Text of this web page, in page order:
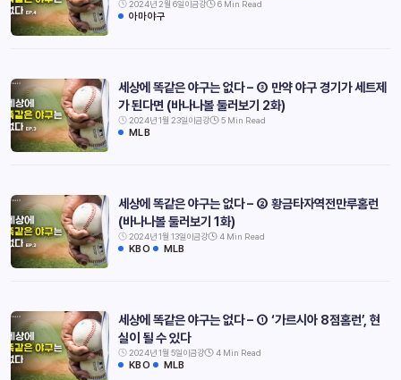
2024년 2월 6일이금강 6 Min Read
아마야구
세상에 똑같은 야구는 없다 – ③ 만약 야구 경기가 세트제
가 된다면 (바나나볼 둘러보기 2화)
2024년 1월 23일이금강 5 Min Read
MLB
세상에 똑같은 야구는 없다 – ② 황금타자역전만루홈런
(바나나볼 둘러보기 1화)
2024년 1월 13일이금강 4 Min Read
KBO MLB
세상에 똑같은 야구는 없다 – ① ‘가르시아 8점홈런’, 현
실이 될 수 있다
2024년 1월 5일이금강 4 Min Read
KBO MLB